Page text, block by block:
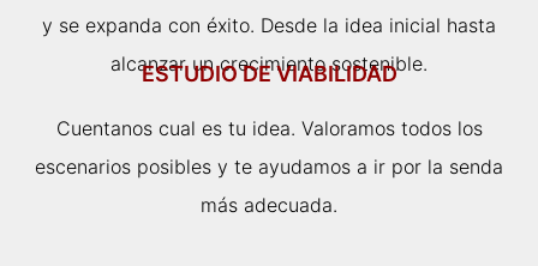
y se expanda con éxito. Desde la idea inicial hasta
alcanzar un crecimiento sostenible.
ESTUDIO DE VIABILIDAD
Cuentanos cual es tu idea. Valoramos todos los
escenarios posibles y te ayudamos a ir por la senda
más adecuada.